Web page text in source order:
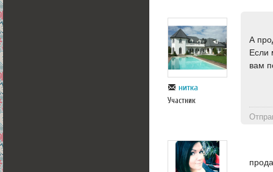
нитка
Участник
А
Если
вам